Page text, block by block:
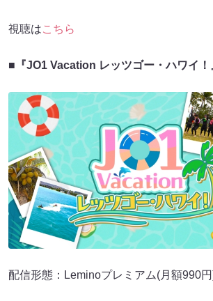
視聴はこちら
■『JO1 Vacation レッツゴー・ハワイ！
配信形態：Leminoプレミアム(月額990